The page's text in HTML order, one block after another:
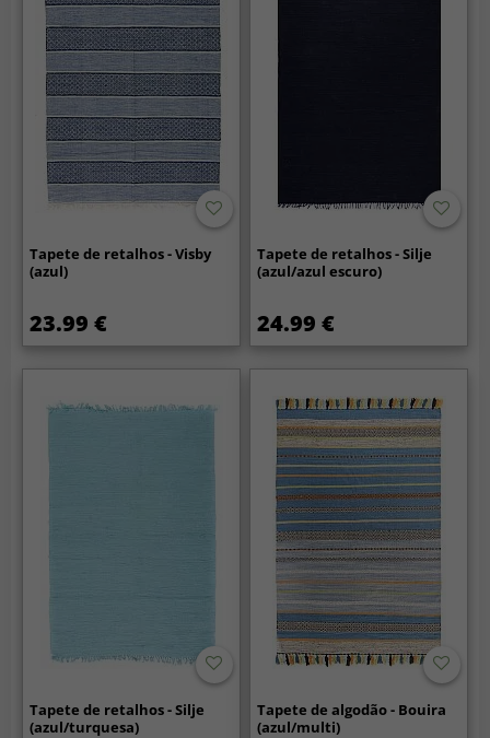
Tapete de retalhos - Visby
(azul)
23.99 €
Tapete de retalhos - Silje
(azul/azul escuro)
24.99 €
Tapete de retalhos - Silje
(azul/turquesa)
Tapete de algodão - Bouira
(azul/multi)